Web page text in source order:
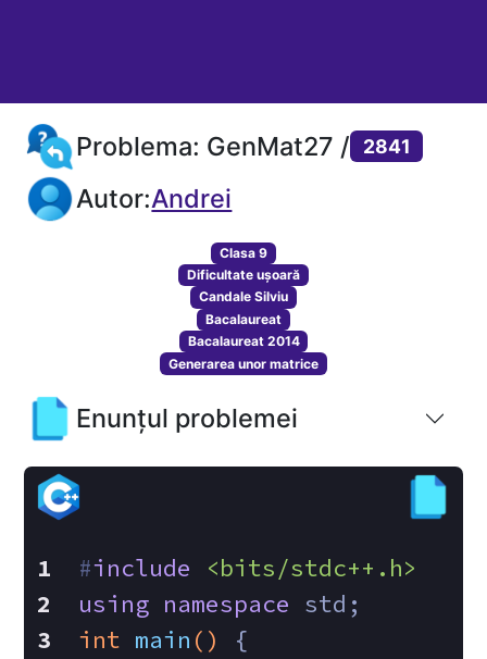
Problema: GenMat27 / 2841
Autor:Andrei
Clasa 9
Dificultate ușoară
Candale Silviu
Bacalaureat
Bacalaureat 2014
Generarea unor matrice
Enunțul problemei
#include
<bits/stdc++.h>
using namespace std;
int main ()
{